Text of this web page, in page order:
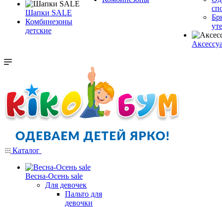
Шапки SALE
Комбинезоны
детские
Каталог
Весна-Осень sale
Для девочек
Пальто для
девочки